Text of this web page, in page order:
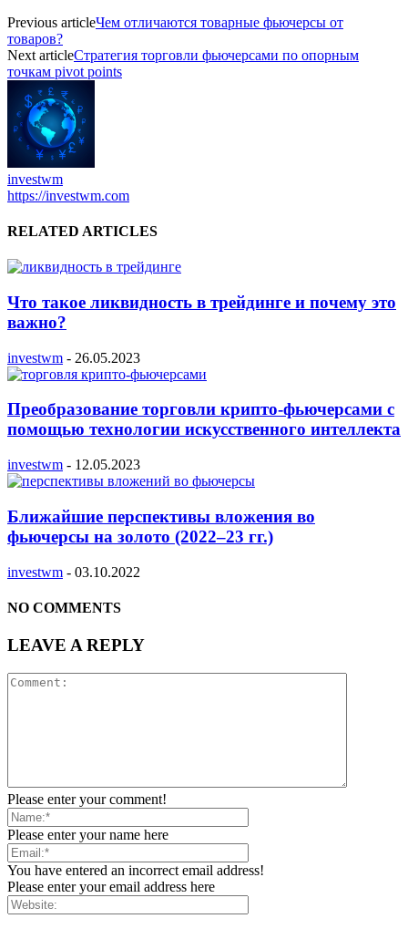
Previous articleЧем отличаются товарные фьючерсы от
товаров?
Next articleСтратегия торговли фьючерсами по опорным
точкам pivot points
investwm
https://investwm.com
RELATED ARTICLES
Что такое ликвидность в трейдинге и почему это
важно?
investwm - 26.05.2023
Преобразование торговли крипто-фьючерсами с
помощью технологии искусственного интеллекта
investwm - 12.05.2023
Ближайшие перспективы вложения во
фьючерсы на золото (2022–23 гг.)
investwm - 03.10.2022
NO COMMENTS
LEAVE A REPLY
Please enter your comment!
Please enter your name here
You have entered an incorrect email address!
Please enter your email address here